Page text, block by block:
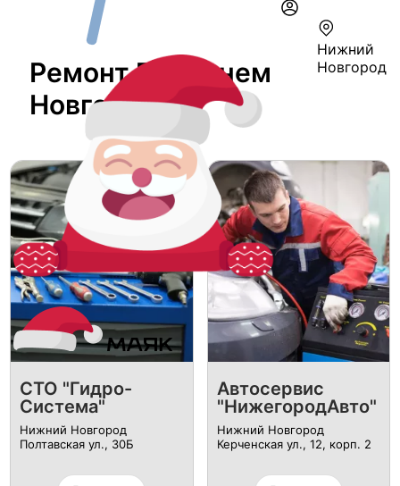
Нижний
Новгород
Ремонт В Нижнем
Новгороде
СТО "Гидро-
Система"
Нижний Новгород
Полтавская ул., 30Б
Автосервис
"НижегородАвто"
Нижний Новгород
Керченская ул., 12, корп. 2